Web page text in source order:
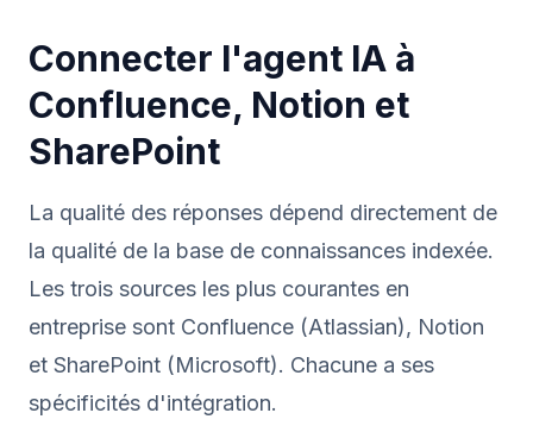
Connecter l'agent IA à
Confluence, Notion et
SharePoint
La qualité des réponses dépend directement de
la qualité de la base de connaissances indexée.
Les trois sources les plus courantes en
entreprise sont Confluence (Atlassian), Notion
et SharePoint (Microsoft). Chacune a ses
spécificités d'intégration.